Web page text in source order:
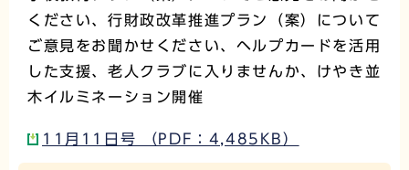
ください、行財政改革推進プラン（案）について
ご意見をお聞かせください、ヘルプカードを活用
した支援、老人クラブに入りませんか、けやき並
木イルミネーション開催
11月11日号 （PDF：4,485KB）